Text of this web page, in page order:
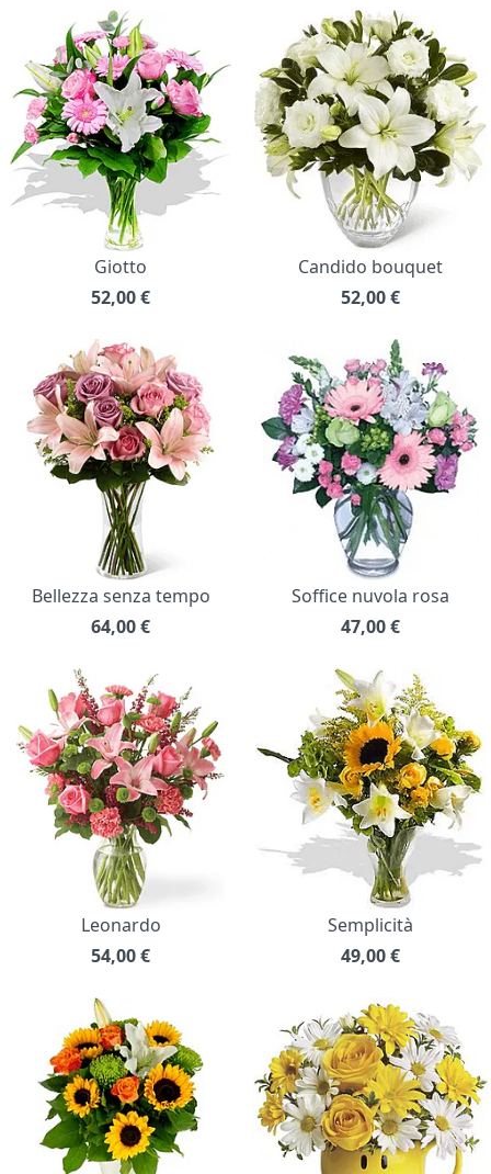
Giotto
52,00€
Candido bouquet
52,00€
Bellezza senza tempo
64,00€
Soffice nuvola rosa
47,00€
Leonardo
54,00€
Semplicità
49,00€